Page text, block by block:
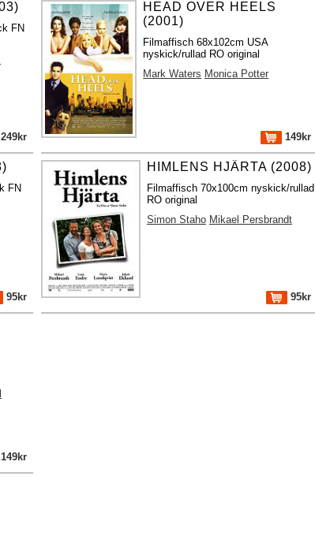
FN
249kr
HEAD OVER HEELS
(2001)
Filmaffisch 68x102cm USA
nyskick/rullad RO original
Mark Waters Monica Potter
149kr
FN
95kr
HIMLENS HJÄRTA (2008)
Filmaffisch 70x100cm nyskick/rullad
RO original
Simon Staho Mikael Persbrandt
95kr
149kr